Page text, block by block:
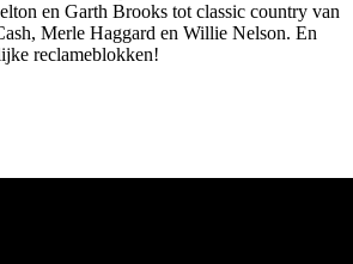
en Garth Brooks tot classic country van
Merle Haggard en Willie Nelson. En
reclameblokken!